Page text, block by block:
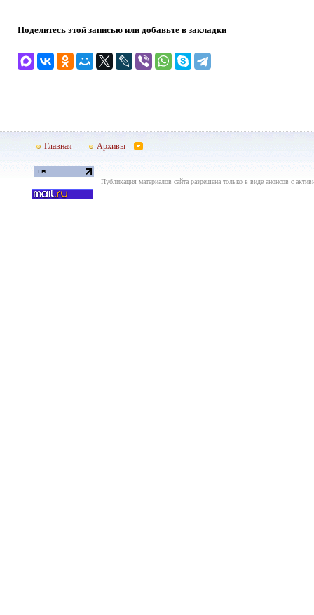
Поделитесь этой записью или добавьте в закладки
Главная Архивы
Публикация материалов сайта разрешена только в виде анонсов с